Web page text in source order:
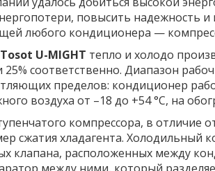
повысить надежность и
любого кондиционера —
U-MIGHT тепло и холодо
25% соответственно. Диапазон
пределов: кондиционер
воздуха от –18 до +54 °С, на
компрессора, в отличие
сжатия хладагента. Холодильный
клапана, расположенных между